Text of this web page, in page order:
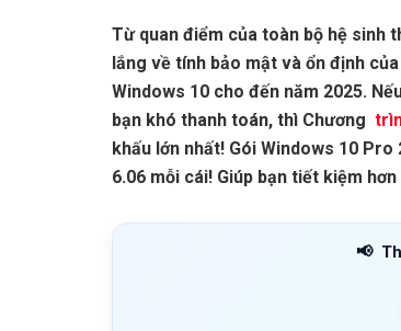
Từ quan điểm của toàn bộ hệ sinh
lắng về tính bảo mật và ổn định
Windows 10 cho đến năm 2025.
bạn khó thanh toán, thì Chương
khấu lớn nhất! Gói Windows 10
6.06 mỗi cái! Giúp bạn tiết kiệm hơn
📢